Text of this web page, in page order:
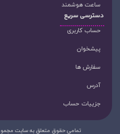
ساعت هوشمند
دسترسی سریع
حساب کاربری
پیشخوان
سفارش ها
آدرس
جزییات حساب
تمامی حقوق متعلق به سایت